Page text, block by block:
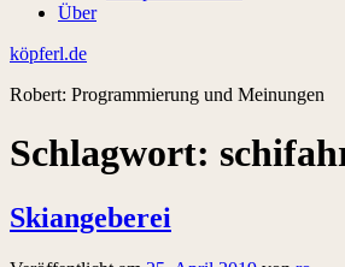
Über
köpferl.de
Robert: Programmierung und Meinungen
Schlagwort:
Skiangeberei